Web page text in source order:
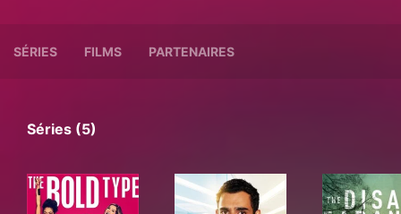
SÉRIES FILMS PARTENAIRES
Séries (5)